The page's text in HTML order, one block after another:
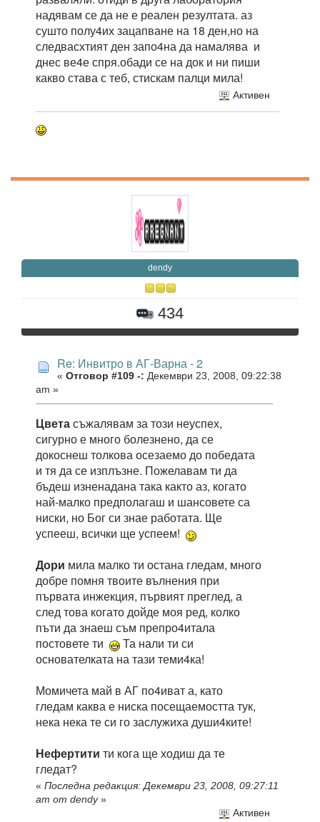
надявам се да не е реален резултата. аз
сушто полу4их зацапване на 18 ден,но на
следвасхтият ден запо4на да намалява и
днес ве4е спря.обади се на док и ни пиши
какво става с теб, стискам палци мила!
Активен
dendy
434
Re: Инвитро в АГ-Варна - 2
« Отговор #109 -: Декември 23, 2008, 09:22:38
am »
Цветасъжалявам за този неуспех,
сигурно е много болезнено, да се
докоснеш толкова осезаемо до победата
и тя да се изплъзне. Пожелавам ти да
бъдеш изненадана така както аз, когато
най-малко предполагаш и шансовете са
ниски, но Бог си знае работата. Ще
успееш, всички ще успеем!
Дори мила малко ти остана гледам, много
добре помня твоите вълнения при
първата инжекция, първият преглед, а
след това когато дойде моя ред, колко
пъти да знаеш съм препро4итала
постовете ти
Та нали ти си
основателката на тази теми4ка!
Момичета май в АГ по4иват а, като
гледам каква е ниска посещаемостта тук,
нека нека те си го заслужиха души4ките!
Нефертити ти кога ще ходиш да те
гледат?
« Последна редакция: Декември 23, 2008, 09:27:11
am от dendy»
Активен